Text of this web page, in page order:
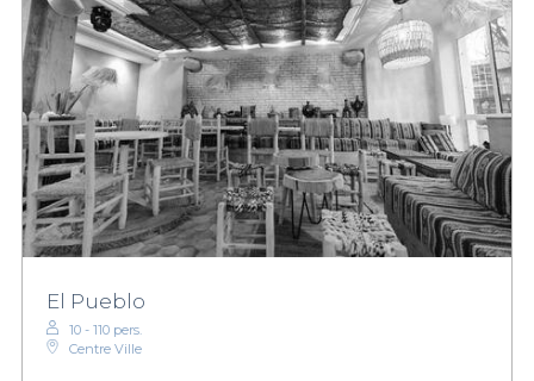
El Pueblo
10 - 110 pers.
Centre Ville